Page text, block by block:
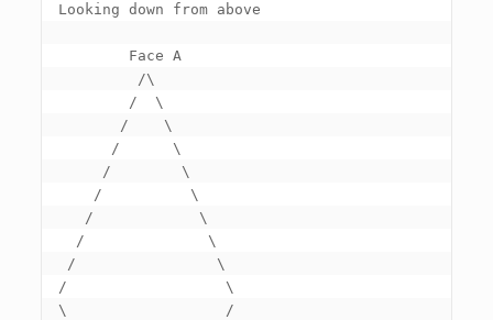
Looking down from above
        Face A
/                  \
\                  /